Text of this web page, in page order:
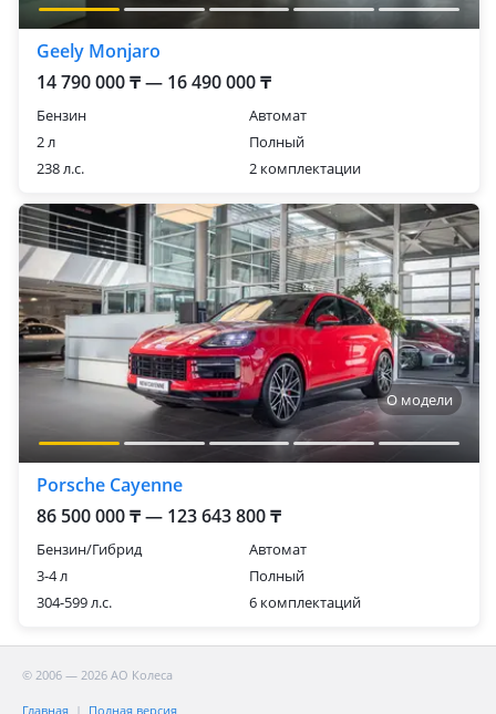
Geely Monjaro
14 790 000 ₸ — 16 490 000 ₸
Бензин
2 л
238 л.с.
Автомат
Полный
2 комплектации
О модели
Porsche Cayenne
86 500 000 ₸ — 123 643 800 ₸
Бензин/Гибрид
3-4 л
304-599 л.с.
Автомат
Полный
6 комплектаций
© 2006 — 2026 АО Колеса
Главная Полная версия